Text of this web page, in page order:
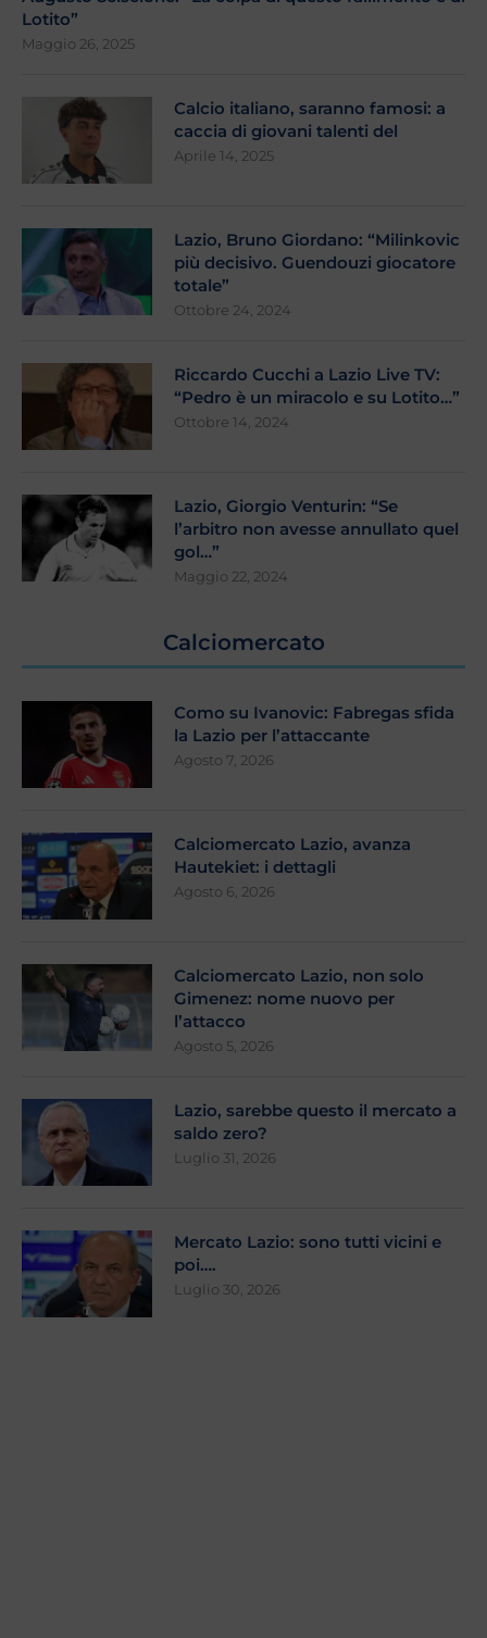
Lotito”
Maggio 26, 2025
Calcio italiano, saranno famosi: a
caccia di giovani talenti del
Aprile 14, 2025
Lazio, Bruno Giordano: “Milinkovic
più decisivo. Guendouzi giocatore
totale”
Ottobre 24, 2024
Riccardo Cucchi a Lazio Live TV:
“Pedro è un miracolo e su Lotito…”
Ottobre 14, 2024
Lazio, Giorgio Venturin: “Se
l’arbitro non avesse annullato quel
gol…”
Maggio 22, 2024
Calciomercato
Como su Ivanovic: Fabregas sfida
la Lazio per l’attaccante
Agosto 7, 2026
Calciomercato Lazio, avanza
Hautekiet: i dettagli
Agosto 6, 2026
Calciomercato Lazio, non solo
Gimenez: nome nuovo per
l’attacco
Agosto 5, 2026
Lazio, sarebbe questo il mercato a
saldo zero?
Luglio 31, 2026
Mercato Lazio: sono tutti vicini e
poi….
Luglio 30, 2026